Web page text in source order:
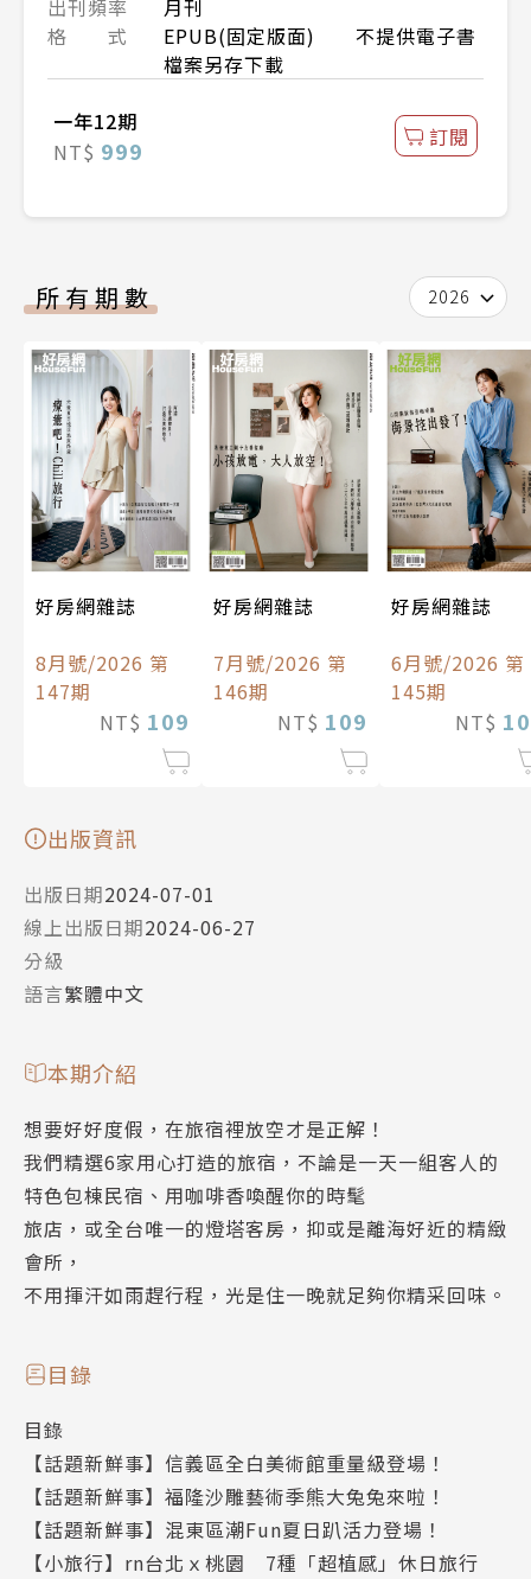
出刊頻率
月刊
格 式
EPUB(固定版面) 不提供電子書
檔案另存下載
一年12期
NT$ 999 訂閱
所有期數 2026
好房網雜誌
8月號/2026 第
147期
NT$ 109
好房網雜誌
7月號/2026 第
146期
NT$ 109
好房網雜誌
6月號/2026 第
145期
NT$
出版資訊
出版日期2024-07-01
線上出版日期2024-06-27
分級
語言繁體中文
本期介紹
想要好好度假，在旅宿裡放空才是正解！
我們精選6家用心打造的旅宿，不論是一天一組客人的
特色包棟民宿、用咖啡香喚醒你的時髦
旅店，或全台唯一的燈塔客房，抑或是離海好近的精緻
會所，
不用揮汗如雨趕行程，光是住一晚就足夠你精采回味。
目錄
目錄
【話題新鮮事】信義區全白美術館重量級登場！
【話題新鮮事】福隆沙雕藝術季熊大兔兔來啦！
【話題新鮮事】混東區潮Fun夏日趴活力登場！
【小旅行】rn台北ｘ桃園 7種「超植感」休日旅行